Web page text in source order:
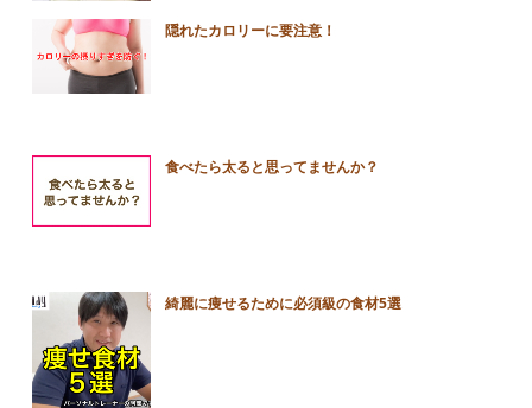
隠れたカロリーに要注意！
食べたら太ると思ってませんか？
綺麗に痩せるために必須級の食材5選